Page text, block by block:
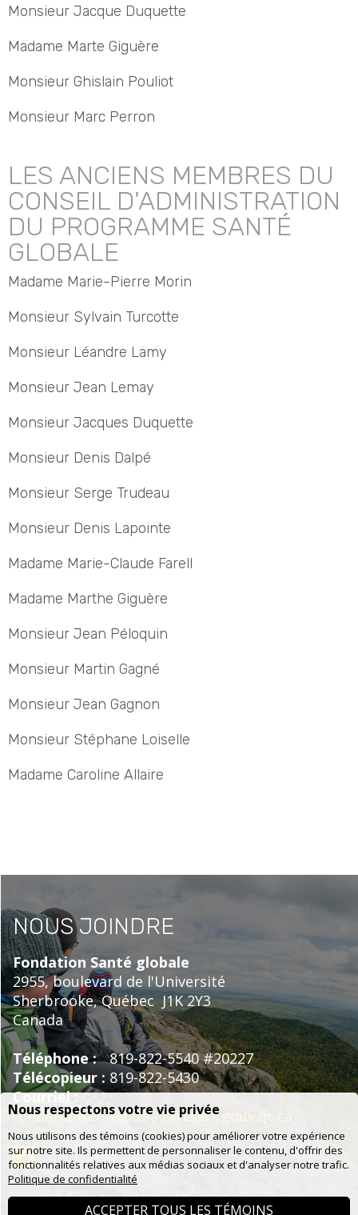
Monsieur Jacque Duquette
Madame Marte Giguère
Monsieur Ghislain Pouliot
Monsieur Marc Perron
LES ANCIENS MEMBRES DU
CONSEIL D'ADMINISTRATION
DU PROGRAMME SANTÉ
GLOBALE
Madame Marie-Pierre Morin
Monsieur Sylvain Turcotte
Monsieur Léandre Lamy
Monsieur Jean Lemay
Monsieur Jacques Duquette
Monsieur Denis Dalpé
Monsieur Serge Trudeau
Monsieur Denis Lapointe
Madame Marie-Claude Farell
Madame Marthe Giguère
Monsieur Jean Péloquin
Monsieur Martin Gagné
Monsieur Jean Gagnon
Monsieur Stéphane Loiselle
Madame Caroline Allaire
NOUS JOINDRE
Fondation Santé globale
2955, boulevard de l'Université
Sherbrooke,Québec J1K 2Y3
Canada
Téléphone :
819-822-5540 #20227
Télécopieur : 819-822-5430
Courriel :
fondationsanteglobale@cssrs.gouv.qc.ca
accueil|contact|conditions|
Nous respectons votre vie privée
Nous utilisons des témoins (cookies) pour améliorer votre expérience
sur notre site. Ils permettent de personnaliser le contenu, d'offrir des
fonctionnalités relatives aux médias sociaux et d'analyser notre trafic.
Politique de confidentialité
ACCEPTER TOUS LES TÉMOINS